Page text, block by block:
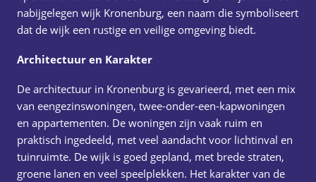
nabijgelegen wijk Kronenburg, een naam die symboliseert
dat de wijk een rustige en veilige omgeving biedt.
Architectuur en Karakter
De architectuur in Kronenburg is gevarieerd, met een mix
van eengezinswoningen, twee-onder-een-kapwoningen
en appartementen. De woningen zijn vaak ruim en
praktisch ingedeeld, met veel aandacht voor lichtinval en
tuinruimte. De wijk is goed gepland, met brede straten,
groene lanen en veel speelplekken. Het karakter van de